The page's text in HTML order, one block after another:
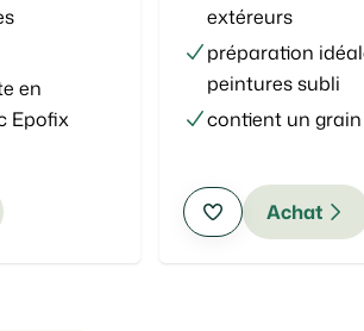
en
Epofix
extéreurs
préparation
peintures subli
contient un
Achat